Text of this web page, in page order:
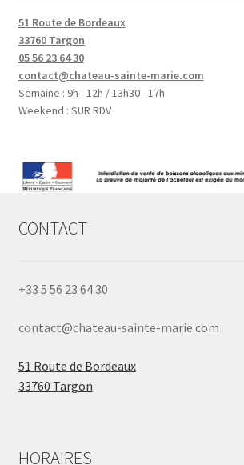
51 Route de Bordeaux
33760 Targon
05 56 23 64 30
contact@chateau-sainte-marie.com
Semaine : 9h - 12h / 13h30 - 17h
Weekend : SUR RDV
CONTACT
+33 5 56 23 64 30
contact@chateau-sainte-marie.com
51 Route de Bordeaux
33760 Targon
HORAIRES